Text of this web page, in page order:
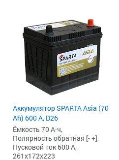
Аккумулятор SPARTA Asia (70
Ah) 600 А, D26
Ёмкость 70 А·ч,
Полярность обратная [- +],
Пусковой ток 600 А,
261x172x223